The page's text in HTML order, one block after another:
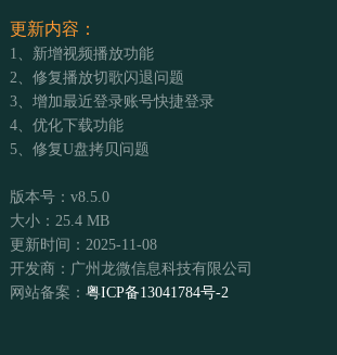
更新内容：
1、新增视频播放功能
2、修复播放切歌闪退问题
3、增加最近登录账号快捷登录
4、优化下载功能
5、修复U盘拷贝问题
版本号：v8.5.0
大小：25.4 MB
更新时间：2025-11-08
开发商：广州龙微信息科技有限公司
网站备案： 粤ICP备13041784号-2